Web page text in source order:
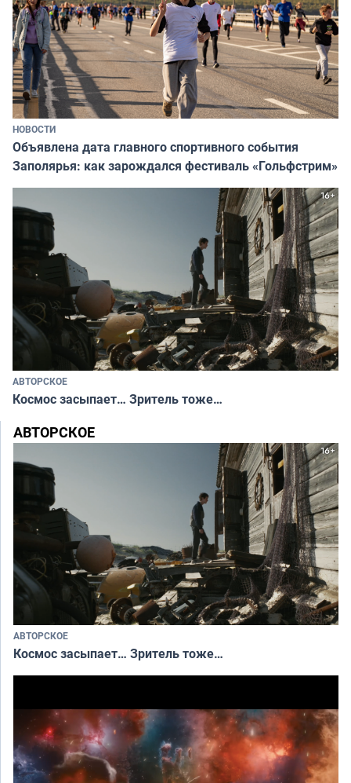
НОВОСТИ
Объявлена дата главного спортивного события
Заполярья: как зарождался фестиваль «Гольфстрим»
АВТОРСКОЕ
Космос засыпает… Зритель тоже…
АВТОРСКОЕ
АВТОРСКОЕ
Космос засыпает… Зритель тоже…